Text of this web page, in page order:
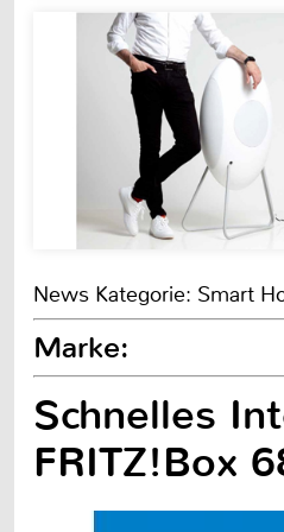
News Kategorie: Smart
Marke:
Schnelles
FRITZ!Box